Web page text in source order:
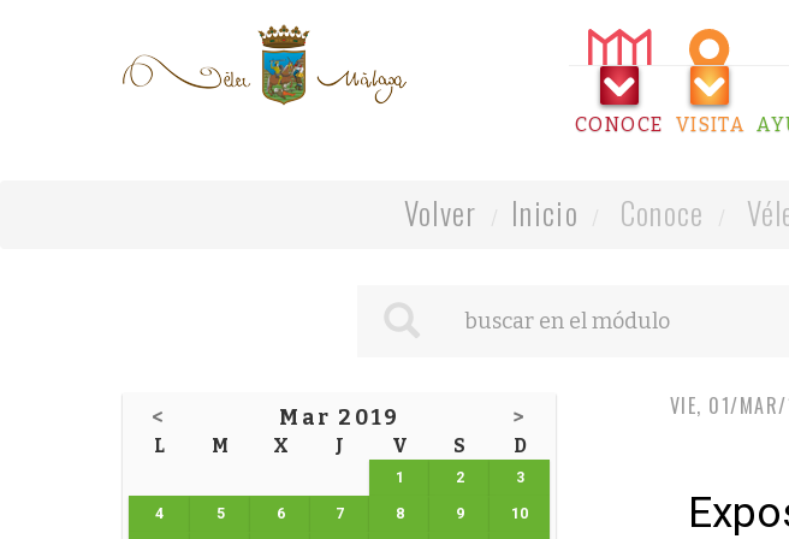
CONOCE VISITA
Volver Inicio Conoce
< Mar 2019 >
L M X J V S D
1 2 3
4 5 6 7 8 9 10
VIE, 01/MAR/